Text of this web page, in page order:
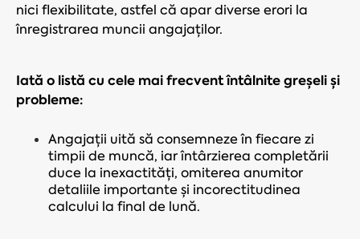
nici flexibilitate, astfel că apar diverse erori la
înregistrarea muncii angajaților.
Iată o listă cu cele mai frecvent întâlnite greșeli și
probleme:
Angajații uită să consemneze în fiecare zi
timpii de muncă, iar întârzierea completării
duce la inexactități, omiterea anumitor
detaliile importante și incorectitudinea
calcului la final de lună.